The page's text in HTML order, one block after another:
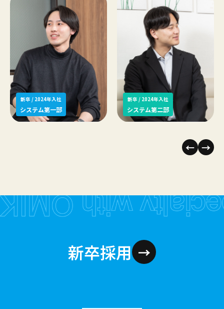
新卒 / 2024年入社
システム第一部
新卒 / 2024年入社
システム第二部
← →
新卒採用 →